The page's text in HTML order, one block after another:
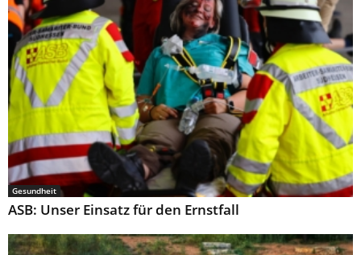
Gesundheit
ASB: Unser Einsatz für den Ernstfall